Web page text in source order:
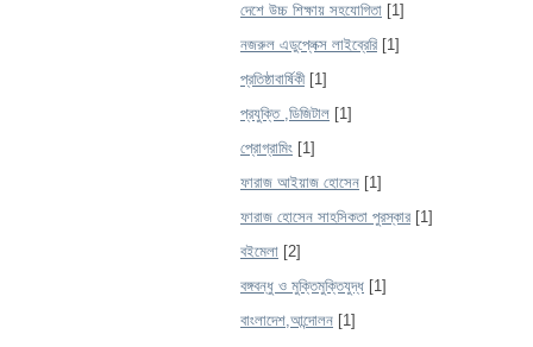
দেশে উচ্চ শিক্ষায় সহযোগিতা [1]
নজরুল এডুপ্লেক্স লাইব্রেরি [1]
প্রতিষ্ঠাবার্ষিকী [1]
প্রযুক্তি ,ডিজিটাল [1]
প্রোগ্রামিং [1]
ফারাজ আইয়াজ হোসেন [1]
ফারাজ হোসেন সাহসিকতা পুরস্কার [1]
বইমেলা [2]
বঙ্গবন্ধু ও মুক্তিমুক্তিযুদ্ধ [1]
বাংলাদেশ,আন্দোলন [1]